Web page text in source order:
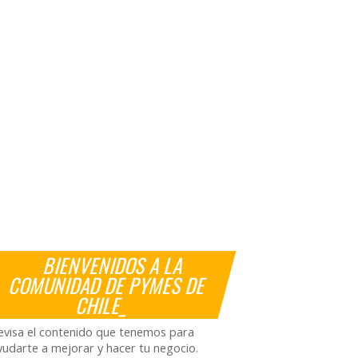
BIENVENIDOS A LA
COMUNIDAD DE PYMES DE
CHILE_
el contenido que tenemos para
a mejorar y hacer tu negocio.